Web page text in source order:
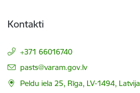
Kontakti
+371 66016740
E-pasts:
pasts@varam.gov.lv
Peldu iela 25, Rīga, LV-1494, Latvija